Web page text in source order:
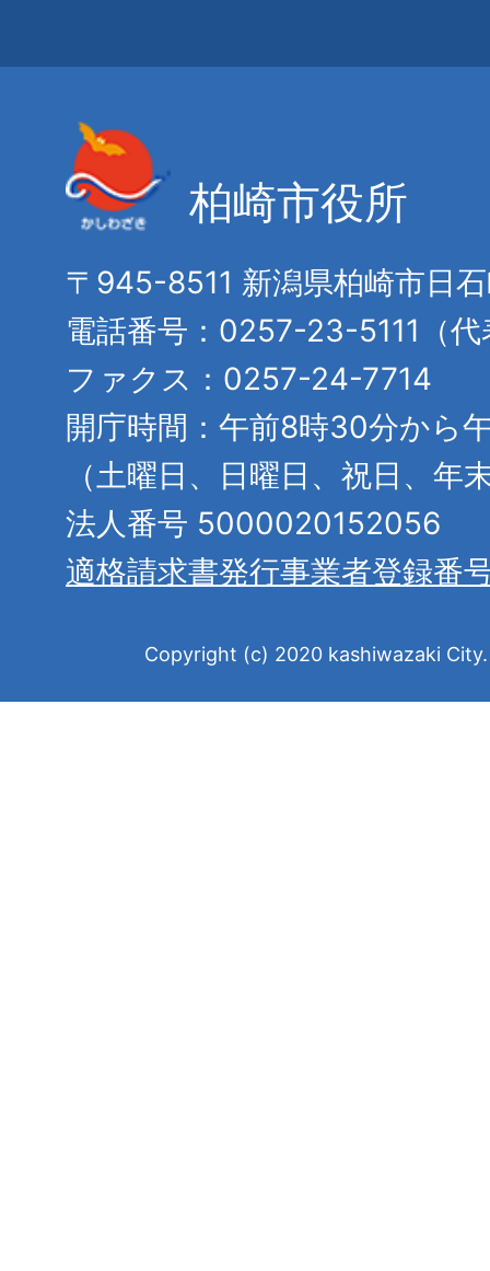
柏崎市役所
〒945-8511 新潟県柏崎市日
電話番号：0257-23-5111（代
ファクス：0257-24-7714
開庁時間：午前8時30分から
（土曜日、日曜日、祝日、年
法人番号 5000020152056
適格請求書発行事業者登録番
Copyright (c) 2020 kashiwazaki